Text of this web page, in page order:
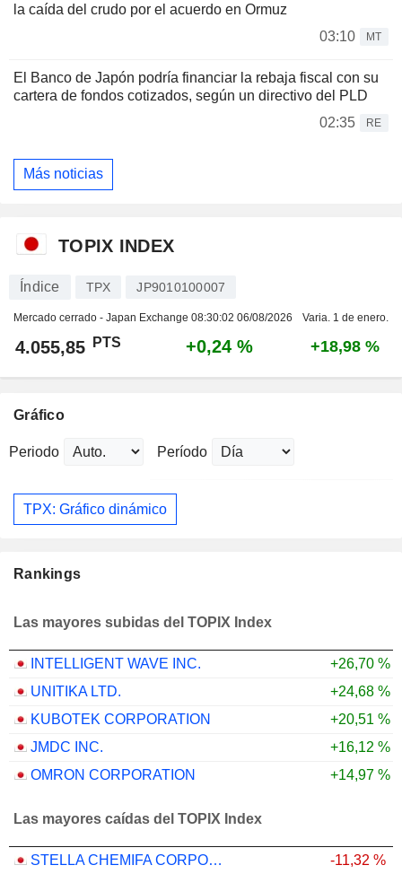
la caída del crudo por el acuerdo en Ormuz
03:10
MT
El Banco de Japón podría financiar la rebaja fiscal con su
cartera de fondos cotizados, según un directivo del PLD
02:35
RE
Más noticias
TOPIX INDEX
Índice TPX JP9010100007
Mercado cerrado - Japan Exchange 08:30:02 06/08/2026 Varia. 1 de enero.
4.055,85 PTS +0,24 % +18,98 %
Gráfico
Periodo Período
TPX: Gráfico dinámico
Rankings
Las mayores subidas del TOPIX Index
INTELLIGENT WAVE INC.
+26,70 %
UNITIKA LTD.
+24,68 %
KUBOTEK CORPORATION
+20,51 %
JMDC INC.
+16,12 %
OMRON CORPORATION
+14,97 %
Las mayores caídas del TOPIX Index
STELLA CHEMIFA CORPORATION -11,32 %